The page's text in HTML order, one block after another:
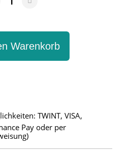
Warenkorb
TWINT, VISA,
Pay oder per